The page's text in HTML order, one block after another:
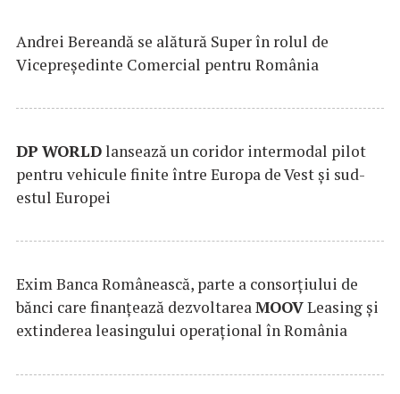
Andrei Bereandă se alătură Super în rolul de
Vicepreședinte Comercial pentru România
DP WORLDlansează un coridor intermodal pilot
pentru vehicule finite între Europa de Vest și sud-
estul Europei
Exim Banca Românească, parte a consorțiului de
bănci care finanțează dezvoltareaMOOVLeasing și
extinderea leasingului operațional în România